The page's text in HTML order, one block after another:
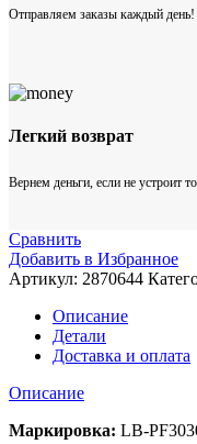
Отправляем заказы каждый день!
Легкий возврат
Вернем деньги, если не устроит
Сравнить
Добавить в Избранное
Артикул: 2870644
Описание
Детали
Доставка и оплата
Описание
Маркировка: LB-